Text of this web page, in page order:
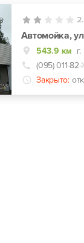
Автомойка,
543.9 км
(095) 011-82-
Закрыто: